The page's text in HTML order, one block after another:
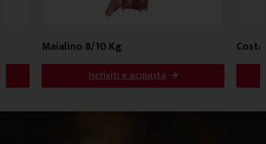
Maialino 8/10 Kg
Iscriviti e acquista